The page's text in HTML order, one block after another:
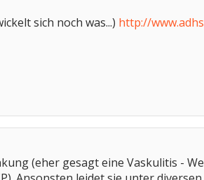
sich noch was...) http://
(eher gesagt eine Vaskulitis -